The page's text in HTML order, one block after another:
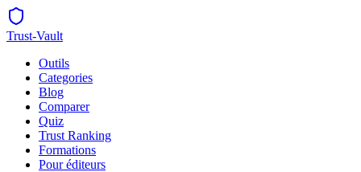
Trust-Vault
Outils
Categories
Blog
Comparer
Quiz
Trust Ranking
Formations
Pour éditeurs